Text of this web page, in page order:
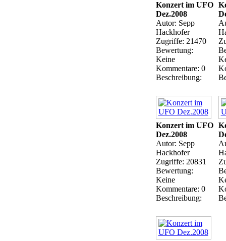
Konzert im UFO
Dez.2008
Autor: Sepp
Hackhofer
Zugriffe: 21470
Bewertung:
Keine
Kommentare: 0
Beschreibung:
Konzert im UFO
Dez.2008
Autor: Sepp
Hackhofer
Zugriffe: 20831
Bewertung:
Keine
Kommentare: 0
Beschreibung: